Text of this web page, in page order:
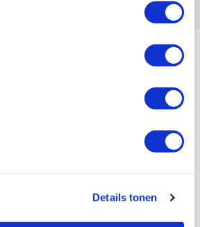
Details tonen
ballenjongens/-meiden
Maar Amsterdam